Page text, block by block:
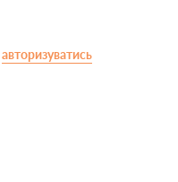
авторизуватись